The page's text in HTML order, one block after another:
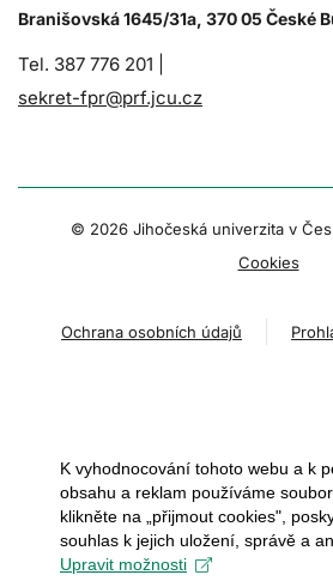
Branišovská 1645/31a, 370 05 České
Tel. 387 776 201 |
sekret-fpr@prf.jcu.cz
© 2026 Jihočeská univerzita v
Cookies
Ochrana osobních údajů
K vyhodnocování tohoto webu a k
obsahu a reklam používáme
klikněte na „přijmout cookies",
souhlas k jejich uložení, správě a
Upravit možnosti